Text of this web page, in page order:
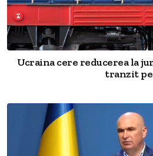
Ucraina cere reducerea la
tranzit